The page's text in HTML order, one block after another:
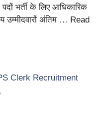
भर्ती के लिए आधिकारिक
उम्मीदवारों अंतिम … Read
Clerk Recruitment